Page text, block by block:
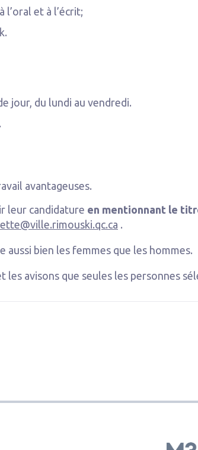
l’oral et à l’écrit;
jour, du lundi au vendredi.
avantageuses.
leur candidature en mentionnant le
.
bien les femmes que les hommes.
avisons que seules les personnes